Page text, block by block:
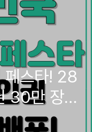
페스타! 28
30만 장